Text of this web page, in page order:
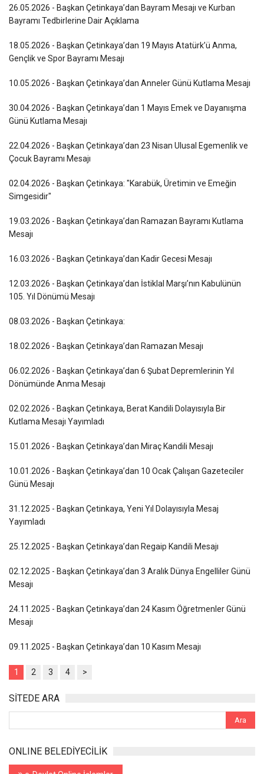
26.05.2026 - Başkan Çetinkaya’dan Bayram Mesajı ve Kurban
Bayramı Tedbirlerine Dair Açıklama
18.05.2026 - Başkan Çetinkaya’dan 19 Mayıs Atatürk’ü Anma,
Gençlik ve Spor Bayramı Mesajı
10.05.2026 - Başkan Çetinkaya’dan Anneler Günü Kutlama Mesajı
30.04.2026 - Başkan Çetinkaya’dan 1 Mayıs Emek ve Dayanışma
Günü Kutlama Mesajı
22.04.2026 - Başkan Çetinkaya’dan 23 Nisan Ulusal Egemenlik ve
Çocuk Bayramı Mesajı
02.04.2026 - Başkan Çetinkaya: "Karabük, Üretimin ve Emeğin
Simgesidir"
19.03.2026 - Başkan Çetinkaya’dan Ramazan Bayramı Kutlama
Mesajı
16.03.2026 - Başkan Çetinkaya’dan Kadir Gecesi Mesajı
12.03.2026 - Başkan Çetinkaya’dan İstiklal Marşı’nın Kabulünün
105. Yıl Dönümü Mesajı
08.03.2026 - Başkan Çetinkaya:
18.02.2026 - Başkan Çetinkaya’dan Ramazan Mesajı
06.02.2026 - Başkan Çetinkaya’dan 6 Şubat Depremlerinin Yıl
Dönümünde Anma Mesajı
02.02.2026 - Başkan Çetinkaya, Berat Kandili Dolayısıyla Bir
Kutlama Mesajı Yayımladı
15.01.2026 - Başkan Çetinkaya’dan Miraç Kandili Mesajı
10.01.2026 - Başkan Çetinkaya’dan 10 Ocak Çalışan Gazeteciler
Günü Mesajı
31.12.2025 - Başkan Çetinkaya, Yeni Yıl Dolayısıyla Mesaj
Yayımladı
25.12.2025 - Başkan Çetinkaya’dan Regaip Kandili Mesajı
02.12.2025 - Başkan Çetinkaya’dan 3 Aralık Dünya Engelliler Günü
Mesajı
24.11.2025 - Başkan Çetinkaya’dan 24 Kasım Öğretmenler Günü
Mesajı
09.11.2025 - Başkan Çetinkaya’dan 10 Kasım Mesajı
1 2 3 4 >
SİTEDE ARA
ONLINE BELEDİYECİLİK